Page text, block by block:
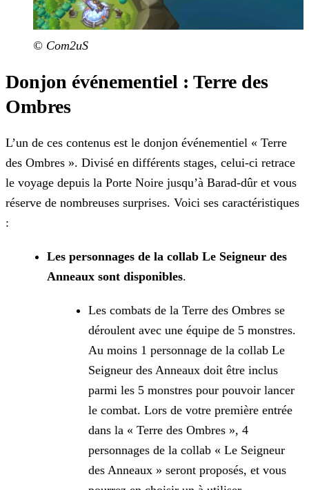
© Com2uS
Donjon événementiel : Terre des
Ombres
L’un de ces contenus est le donjon événementiel « Terre
des Ombres ». Divisé en différents stages, celui-ci retrace
le voyage depuis la Porte Noire jusqu’à Barad-dûr et vous
réserve de nombreuses surprises. Voici ses caractéristiques
:
Les personnages de la collab Le Seigneur des
Anneaux sont disponibles.
Les combats de la Terre des Ombres se
déroulent avec une équipe de 5 monstres.
Au moins 1 personnage de la collab Le
Seigneur des Anneaux doit être inclus
parmi les 5 monstres pour pouvoir lancer
le combat. Lors de votre première entrée
dans la « Terre des Ombres », 4
personnages de la collab « Le Seigneur
des Anneaux » seront proposés, et vous